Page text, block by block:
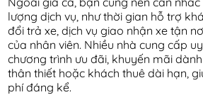
lượng dịch vụ, như thời gian hỗ trợ
đổi trả xe, dịch vụ giao nhận xe tận
của nhân viên. Nhiều nhà cung cấp
chương trình ưu đãi, khuyến mãi
thân thiết hoặc khách thuê dài hạn,
phí đáng kể.